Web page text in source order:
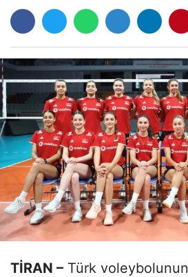
TİRAN – Türk